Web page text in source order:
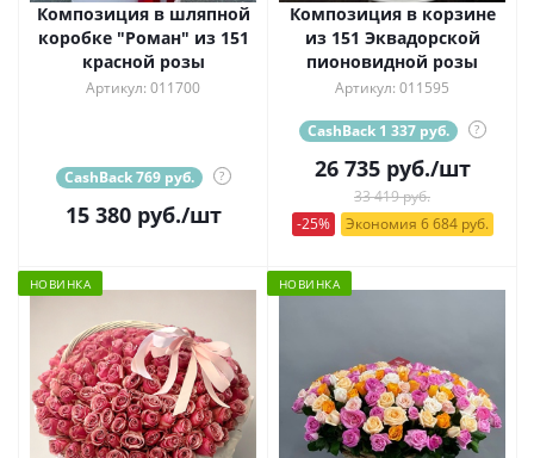
Композиция в шляпной
коробке "Роман" из 151
красной розы
Артикул: 011700
CashBack 769 руб. ?
15 380руб./шт
Композиция в корзине
из 151 Эквадорской
пионовидной розы
Артикул: 011595
CashBack 1 337 руб. ?
26 735руб./шт
33 419 руб.
-25%
Экономия 6 684 руб.
НОВИНКА НОВИНКА